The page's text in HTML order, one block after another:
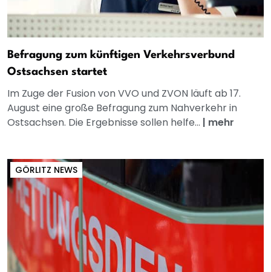
Befragung zum künftigen Verkehrsverbund
Ostsachsen startet
Im Zuge der Fusion von VVO und ZVON läuft ab 17.
August eine große Befragung zum Nahverkehr in
Ostsachsen. Die Ergebnisse sollen helfe... | mehr
GÖRLITZ NEWS